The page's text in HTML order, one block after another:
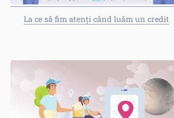
La ce să fim atenți când luăm un credit